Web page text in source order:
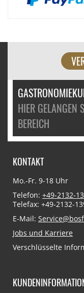
HIER GELANGEN
BEREICH
KONTAKT
Mo.-Fr. 9-18 Uhr
Telefon: +49-2132-
Telefax: +49-2132-
E-Mail:
Jobs und Karriere
Verschlüsselte